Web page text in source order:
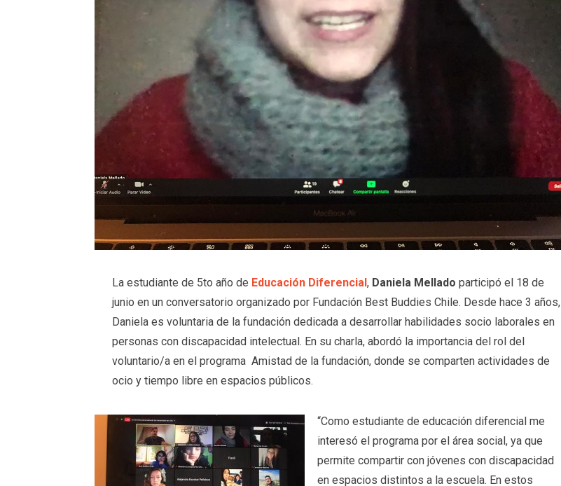
La estudiante de 5to año de Educación Diferencial, Daniela Mellado participó el 18 de
junio en un conversatorio organizado por Fundación Best Buddies Chile. Desde hace 3 años,
Daniela es voluntaria de la fundación dedicada a desarrollar habilidades socio laborales en
personas con discapacidad intelectual. En su charla, abordó la importancia del rol del
voluntario/a en el programa Amistad de la fundación, donde se comparten actividades de
ocio y tiempo libre en espacios públicos.
“Como estudiante de educación diferencial me
interesó el programa por el área social, ya que
permite compartir con jóvenes con discapacidad
en espacios distintos a la escuela. En estos